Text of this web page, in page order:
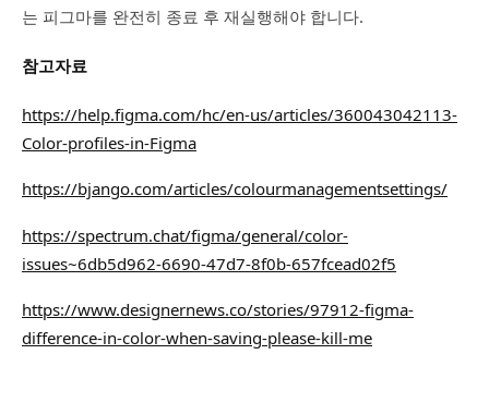
는 피그마를 완전히 종료 후 재실행해야 합니다.
참고자료
https://help.figma.com/hc/en-us/articles/360043042113-
Color-profiles-in-Figma
https://bjango.com/articles/colourmanagementsettings/
https://spectrum.chat/figma/general/color-
issues~6db5d962-6690-47d7-8f0b-657fcead02f5
https://www.designernews.co/stories/97912-figma-
difference-in-color-when-saving-please-kill-me